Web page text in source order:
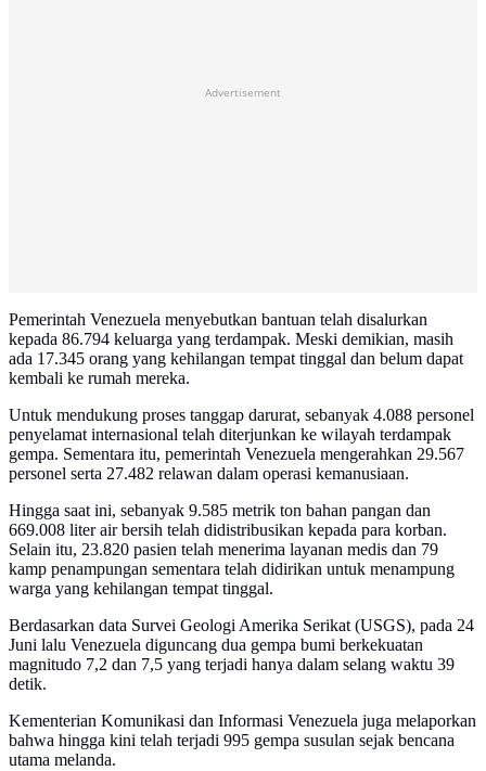
Advertisement
Pemerintah Venezuela menyebutkan bantuan telah disalurkan
kepada 86.794 keluarga yang terdampak. Meski demikian, masih
ada 17.345 orang yang kehilangan tempat tinggal dan belum dapat
kembali ke rumah mereka.
Untuk mendukung proses tanggap darurat, sebanyak 4.088 personel
penyelamat internasional telah diterjunkan ke wilayah terdampak
gempa. Sementara itu, pemerintah Venezuela mengerahkan 29.567
personel serta 27.482 relawan dalam operasi kemanusiaan.
Hingga saat ini, sebanyak 9.585 metrik ton bahan pangan dan
669.008 liter air bersih telah didistribusikan kepada para korban.
Selain itu, 23.820 pasien telah menerima layanan medis dan 79
kamp penampungan sementara telah didirikan untuk menampung
warga yang kehilangan tempat tinggal.
Berdasarkan data Survei Geologi Amerika Serikat (USGS), pada 24
Juni lalu Venezuela diguncang dua gempa bumi berkekuatan
magnitudo 7,2 dan 7,5 yang terjadi hanya dalam selang waktu 39
detik.
Kementerian Komunikasi dan Informasi Venezuela juga melaporkan
bahwa hingga kini telah terjadi 995 gempa susulan sejak bencana
utama melanda.